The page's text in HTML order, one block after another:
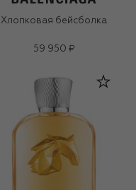
Хлопковая бейсболка
59 950 ₽